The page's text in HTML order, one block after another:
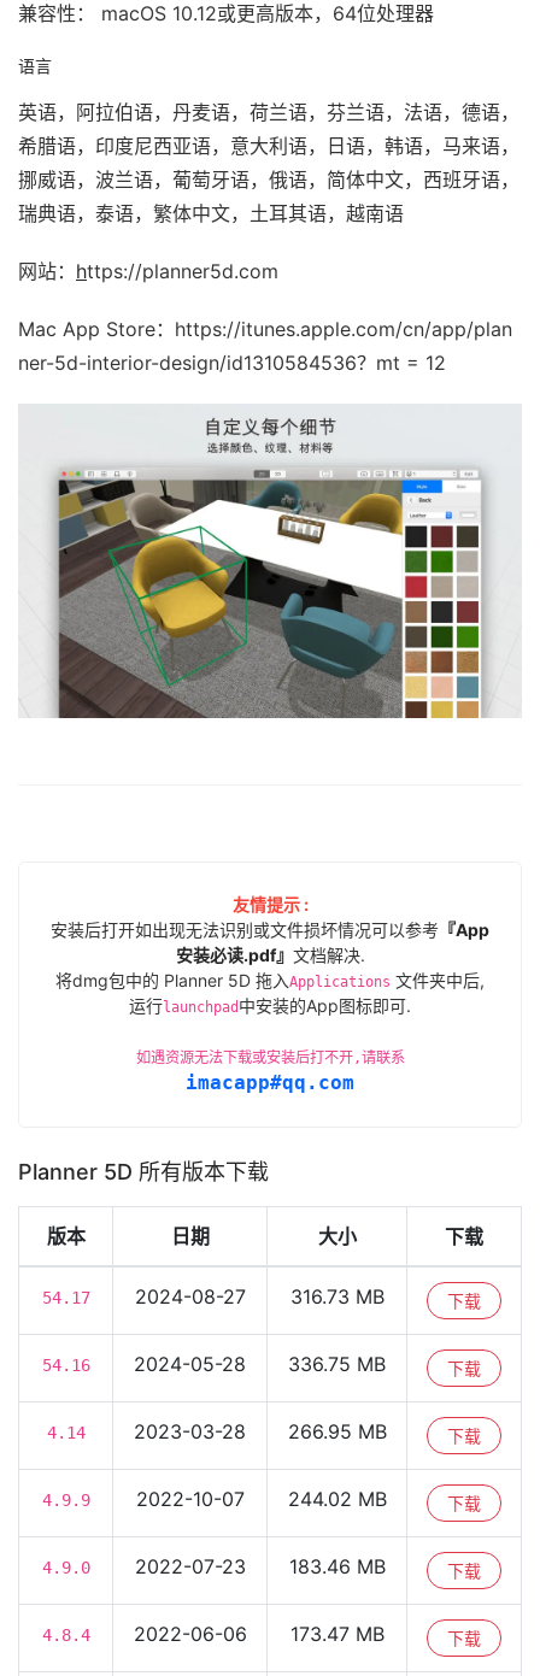
兼容性： macOS 10.12或更高版本，64位处理器
语言
英语，阿拉伯语，丹麦语，荷兰语，芬兰语，法语，德语，
希腊语，印度尼西亚语，意大利语，日语，韩语，马来语，
挪威语，波兰语，葡萄牙语，俄语，简体中文，西班牙语，
瑞典语，泰语，繁体中文，土耳其语，越南语
网站： https://planner5d.com
Mac App Store：https://itunes.apple.com/cn/app/plan
ner-5d-interior-design/id1310584536？mt = 12
友情提示 :
安装后打开如出现无法识别或文件损坏情况可以参考 『App
安装必读.pdf』 文档解决.
将dmg包中的 Planner 5D 拖入Applications 文件夹中后,
运行launchpad 中安装的App图标即可.
如遇资源无法下载或安装后打不开,请联系
imacapp#qq.com
Planner 5D 所有版本下载
版本 日期 大小 下载
54.17 2024-08-27 316.73 MB 下载
54.16 2024-05-28 336.75 MB 下载
4.14 2023-03-28 266.95 MB 下载
4.9.9 2022-10-07 244.02 MB 下载
4.9.0 2022-07-23 183.46 MB 下载
4.8.4 2022-06-06 173.47 MB 下载